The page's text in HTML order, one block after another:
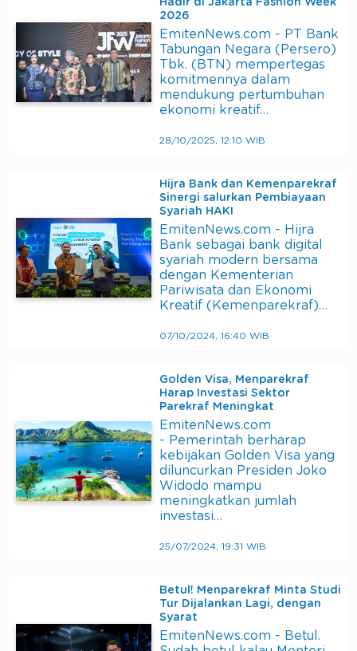
Hadir di Jakarta Fashion Week
2026
EmitenNews.com - PT Bank
Tabungan Negara (Persero)
Tbk. (BTN) mempertegas
komitmennya dalam
mendukung pertumbuhan
ekonomi kreatif…
28/10/2025, 12:10 WIB
Hijra Bank dan Kemenparekraf
Sinergi salurkan Pembiayaan
Syariah HAKI
EmitenNews.com - Hijra
Bank sebagai bank digital
syariah modern bersama
dengan Kementerian
Pariwisata dan Ekonomi
Kreatif (Kemenparekraf)…
07/10/2024, 16:40 WIB
Golden Visa, Menparekraf
Harap Investasi Sektor
Parekraf Meningkat
EmitenNews.com
- Pemerintah berharap
kebijakan Golden Visa yang
diluncurkan Presiden Joko
Widodo mampu
meningkatkan jumlah
investasi…
25/07/2024, 19:31 WIB
Betul! Menparekraf Minta Studi
Tur Dijalankan Lagi, dengan
Syarat
EmitenNews.com - Betul.